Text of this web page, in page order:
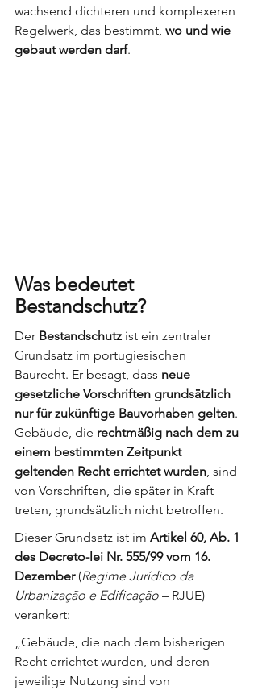
wachsend dichteren und komplexeren
Regelwerk, das bestimmt, wo und wie
gebaut werden darf.
Was bedeutet
Bestandschutz?
Der Bestandschutz ist ein zentraler
Grundsatz im portugiesischen
Baurecht. Er besagt, dass neue
gesetzliche Vorschriften grundsätzlich
nur für zukünftige Bauvorhaben gelten.
Gebäude, die rechtmäßig nach dem zu
einem bestimmten Zeitpunkt
geltenden Recht errichtet wurden, sind
von Vorschriften, die später in Kraft
treten, grundsätzlich nicht betroffen.
Dieser Grundsatz ist im Artikel 60, Ab. 1
des Decreto-lei Nr. 555/99 vom 16.
Dezember (Regime Jurídico da
Urbanização e Edificação – RJUE)
verankert:
„Gebäude, die nach dem bisherigen
Recht errichtet wurden, und deren
jeweilige Nutzung sind von